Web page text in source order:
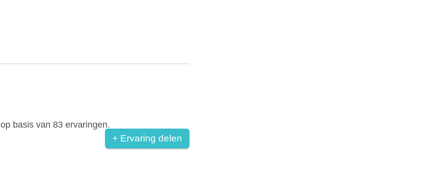
op basis van 83 ervaringen.
+ Ervaring delen